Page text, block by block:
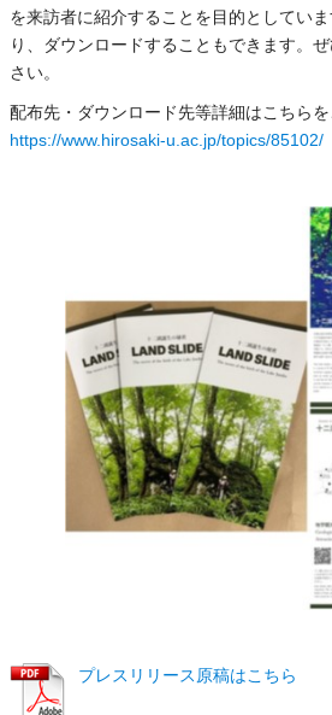
を来訪者に紹介することを目的としていま
り、ダウンロードすることもできます。
さい。
配布先・ダウンロード先等詳細はこちら
https://www.hirosaki-u.ac.jp/topics/85102/
プレスリリース原稿はこちら